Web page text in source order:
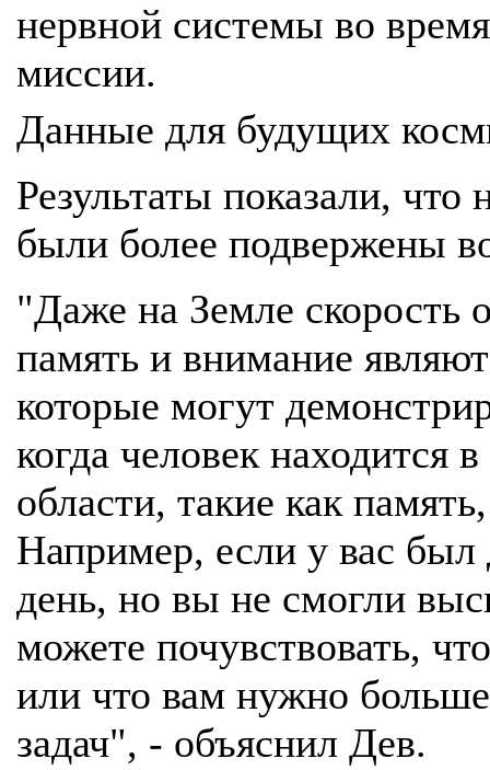
нервной системы во
миссии.
Данные для будущих
Результаты показали,
были более подвержены
"Даже на Земле скорость
память и внимание
которые могут
когда человек находится
области, такие как
Например, если у вас
день, но вы не смогли
можете почувствовать,
или что вам нужно
задач", - объяснил Дев.